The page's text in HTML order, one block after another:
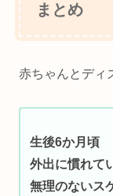
まとめ
赤ちゃんとディ
生後6か月頃
外出に慣れて
無理のないス